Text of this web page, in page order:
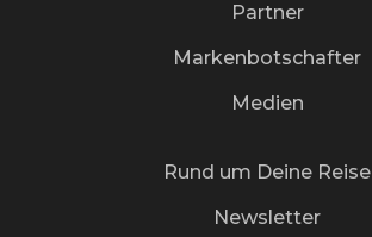
Partner
Markenbotschafter
Medien
Rund um Deine Reise
Newsletter